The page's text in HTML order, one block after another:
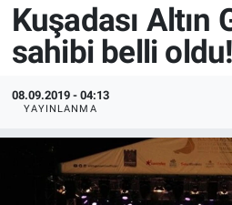
Kuşadası Altın
sahibi belli oldu!
08.09.2019 - 04:13
YAYINLANMA
SAĞLIK
EKONOMİ
DÜNYA
SPOR
Tüm Manşetler
Son Dakika Haberleri
Haber Arşivi